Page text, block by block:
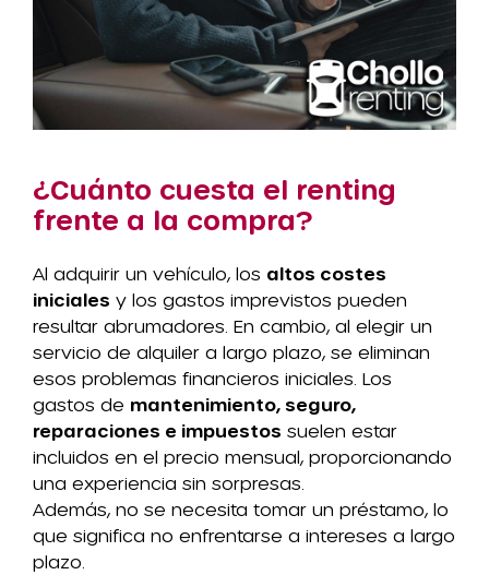
¿Cuánto cuesta el renting
frente a la compra?
Al adquirir un vehículo, los altos costes
iniciales y los gastos imprevistos pueden
resultar abrumadores. En cambio, al elegir un
servicio de alquiler a largo plazo, se eliminan
esos problemas financieros iniciales. Los
gastos de mantenimiento, seguro,
reparaciones e impuestos suelen estar
incluidos en el precio mensual, proporcionando
una experiencia sin sorpresas.
Además, no se necesita tomar un préstamo, lo
que significa no enfrentarse a intereses a largo
plazo.